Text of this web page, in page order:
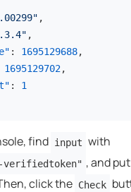
,
,
: 1695129688,
1695129702,
:
1
find input with
verifiedtoken" , and
click the Check